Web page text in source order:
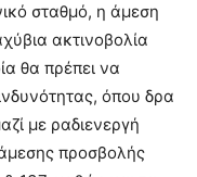
σταθμό, η άμεση
ακτινοβολία
θα πρέπει να
όπου δρα
με ραδιενεργή
προσβολής